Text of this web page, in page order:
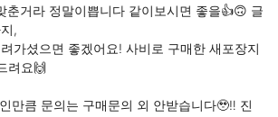
거라 정말이쁩니다 같이보시면 좋을👍🙃 글
,
가셨으면 좋겠어요! 사비로 구매한 새포장지
려요🙌
만큼 문의는 구매문의 외 안받습니다🥹‼️ 진